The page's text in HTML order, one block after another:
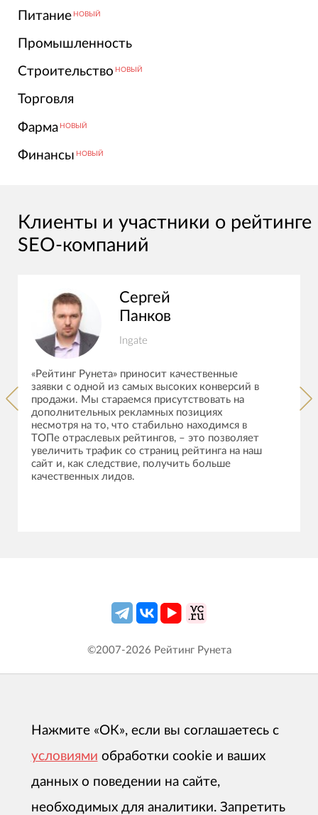
Питание НОВЫЙ
Промышленность
Строительство НОВЫЙ
Торговля
Фарма НОВЫЙ
Финансы НОВЫЙ
Клиенты и участники о рейтинге
SEO-компаний
Сергей
Панков
Ingate
«Рейтинг Рунета» приносит качественные
заявки с одной из самых высоких конверсий в
продажи. Мы стараемся присутствовать на
дополнительных рекламных позициях
несмотря на то, что стабильно находимся в
ТОПе отраслевых рейтингов, – это позволяет
увеличить трафик со страниц рейтинга на наш
сайт и, как следствие, получить больше
качественных лидов.
©2007-2026 Рейтинг Рунета
Нажмите «ОК», если вы соглашаетесь с
условиями обработки cookie и ваших
данных о поведении на сайте,
необходимых для аналитики. Запретить